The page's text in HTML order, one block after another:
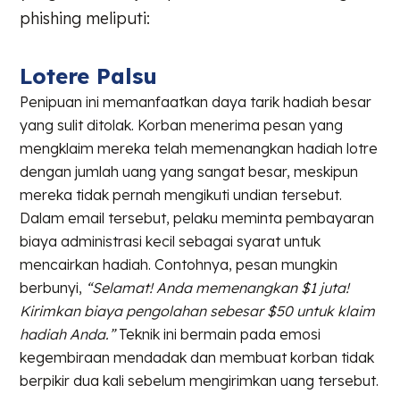
phishing meliputi:
Lotere Palsu
Penipuan ini memanfaatkan daya tarik hadiah besar
yang sulit ditolak. Korban menerima pesan yang
mengklaim mereka telah memenangkan hadiah lotre
dengan jumlah uang yang sangat besar, meskipun
mereka tidak pernah mengikuti undian tersebut.
Dalam email tersebut, pelaku meminta pembayaran
biaya administrasi kecil sebagai syarat untuk
mencairkan hadiah. Contohnya, pesan mungkin
berbunyi, “Selamat! Anda memenangkan $1 juta!
Kirimkan biaya pengolahan sebesar $50 untuk klaim
hadiah Anda.”Teknik ini bermain pada emosi
kegembiraan mendadak dan membuat korban tidak
berpikir dua kali sebelum mengirimkan uang tersebut.